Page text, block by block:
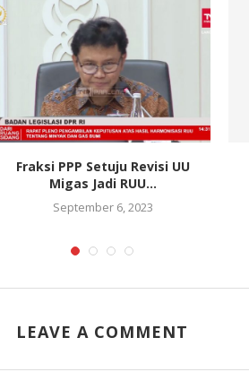
Fraksi PPP Setuju Revisi UU
Migas Jadi RUU...
September 6, 2023
LEAVE A COMMENT